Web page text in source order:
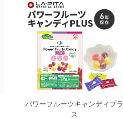
パワーフルーツキャンディプラ
ス